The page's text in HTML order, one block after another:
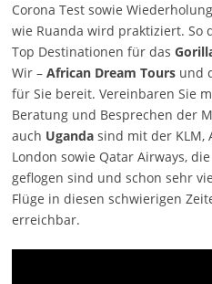
Corona Test sowie
wie Ruanda wird praktiziert. So
Top Destinationen für das
Wir – African Dream Toursund
für Sie bereit. Vereinbaren Sie
Beratung und Besprechen der
auch Ugandasind mit der KLM,
London sowie Qatar Airways,
geflogen sind und schon sehr
Flüge in diesen schwierigen
erreichbar.